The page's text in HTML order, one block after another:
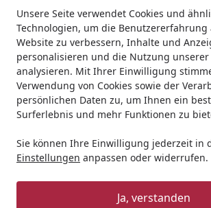
Unsere Seite verwendet Cookies und
Technologien, um die
Website zu verbessern, Inhalte und
personalisieren und die Nutzung unserer
analysieren. Mit Ihrer Einwilligung
Verwendung von Cookies sowie der
persönlichen Daten zu, um Ihnen ein
Surferlebnis und mehr Funktionen zu
Sie können Ihre Einwilligung jederzeit in
Einstellungen anpassen oder widerrufen.
Ja, verstanden
Suchen
Startseite
Geschenkideen Geschenkideen für
TRIXIE